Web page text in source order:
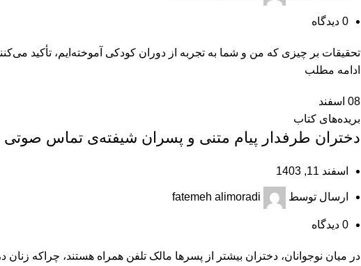
0 دیدگاه
تحقیقات بر چیزی که من و شما به تجربه از دوران کودکی آموخته‌ایم، تأکید
ادامه مطلب
08 اسفند
بریده‌های کتاب
دختران طرفدار پیام متنی و پسران شیفته‌ی تماس صوتی
اسفند 11, 1403
ارسال توسط fatemeh alimoradi
0 دیدگاه
در میان نوجوانان، دختران بیشتر از پسرها مالک تلفن همراه هستند، چراکه